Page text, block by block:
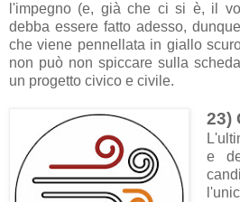
l'impegno (e, già che ci si è, il
debba essere fatto adesso,
che viene pennellata in giallo
non può non spiccare sulla
un progetto civico e civile.
23)
e